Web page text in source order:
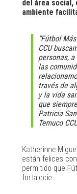
del área social,
ambiente
“Fútbol
CCU
personas,
las
través de
y la vida
que
Patricia
Temuco
Katherinne
están felices
permitido que
fortalecie